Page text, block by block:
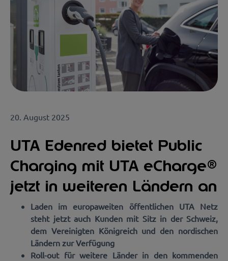
20. August 2025
UTA Edenred bietet Public
Charging mit UTA eCharge®
jetzt in weiteren Ländern an
Laden im europaweiten öffentlichen UTA Netz
steht jetzt auch Kunden mit Sitz in der Schweiz,
dem Vereinigten Königreich und den nordischen
Ländern zur Verfügung
Roll-out für weitere Länder in den kommenden